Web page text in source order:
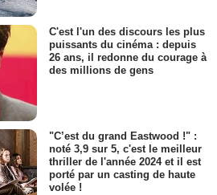
C'est l'un des discours les plus
puissants du cinéma : depuis
26 ans, il redonne du courage à
des millions de gens
"C’est du grand Eastwood !" :
noté 3,9 sur 5, c'est le meilleur
thriller de l'année 2024 et il est
porté par un casting de haute
volée !